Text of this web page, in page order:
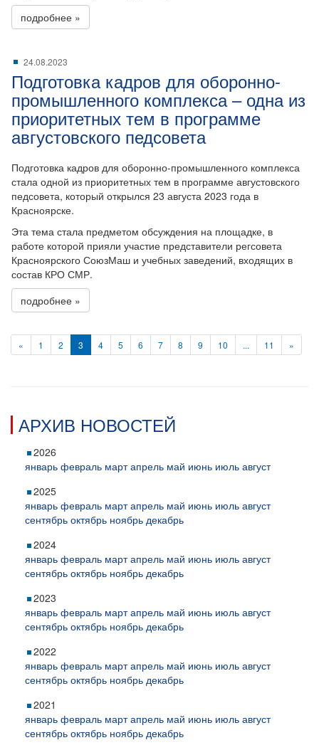
подробнее »
24.08.2023
Подготовка кадров для оборонно-
промышленного комплекса – одна из
приоритетных тем в программе
августовского педсовета
Подготовка кадров для оборонно-промышленного комплекса
стала одной из приоритетных тем в программе августовского
педсовета, который открылся 23 августа 2023 года в
Красноярске.
Эта тема стала предметом обсуждения на площадке, в
работе которой прияли участие представители регсовета
Красноярского СоюзМаш и учебных заведений, входящих в
состав КРО СМР.
подробнее »
« 1 2 3 4 5 6 7 8 9 10 ... 11 »
АРХИВ НОВОСТЕЙ
2026
январь февраль март апрель май июнь июль август
2025
январь февраль март апрель май июнь июль август
сентябрь октябрь ноябрь декабрь
2024
январь февраль март апрель май июнь июль август
сентябрь октябрь ноябрь декабрь
2023
январь февраль март апрель май июнь июль август
сентябрь октябрь ноябрь декабрь
2022
январь февраль март апрель май июнь июль август
сентябрь октябрь ноябрь декабрь
2021
январь февраль март апрель май июнь июль август
сентябрь октябрь ноябрь декабрь